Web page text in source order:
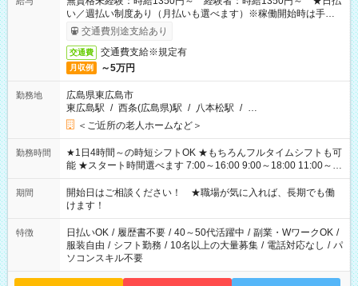
い／週払い制度あり（月払いも選べます）※稼働開始時は手続き
完了次第のお支払いとなります。
交通費別途支給あり
交通費 交通費支給※規定有
月収例 ～5万円
勤務地
広島県東広島市
東広島駅 / 西条(広島県)駅 / 八本松駅 / …
＜ご近所の老人ホームなど＞
勤務時間
★1日4時間～の時短シフトOK ★もちろんフルタイムシフトも可
能 ★スタート時間選べます 7:00～16:00 9:00～18:00 11:00～
20:00 など 残業なし！ ※Wワークの場合、他のお仕事と合わせ
週40時間超の就業はご案内できません ※法令に基づき、週20時
間以上勤務は社会保険への加入対象となります ※労働者派遣法
（日雇い派遣の原則禁止）により、短時間・短期間の就業はご
案内が難しい場合があります
期間
開始日はご相談ください！ ★職場が気に入れば、長期でも働
けます！
特徴 日払いOK / 履歴書不要 / 40～50代活躍中 / 副業・WワークOK /
服装自由 / シフト勤務 / 10名以上の大量募集 / 電話対応なし / パ
ソコンスキル不要